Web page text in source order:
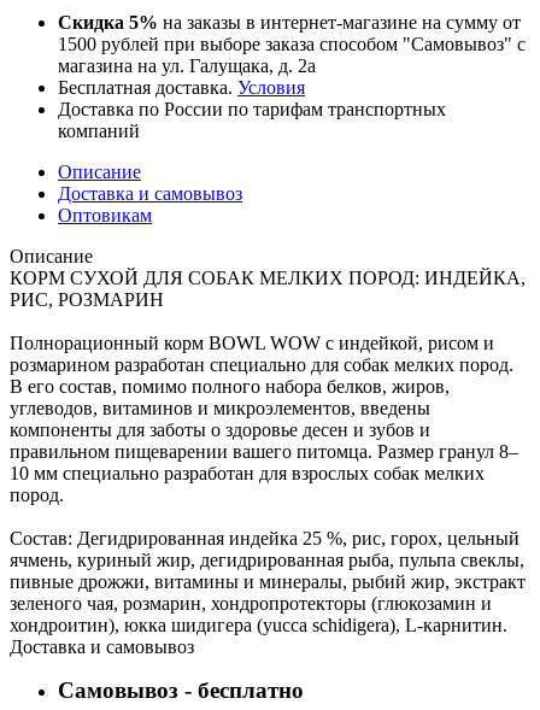
Скидка 5% на заказы в интернет-магазине на сумму от
1500 рублей при выборе заказа способом "Самовывоз" с
магазина на ул. Галущака, д. 2а
Бесплатная доставка. Условия
Доставка по России по тарифам транспортных
компаний
Описание
Доставка и самовывоз
Оптовикам
Описание
КОРМ СУХОЙ ДЛЯ СОБАК МЕЛКИХ ПОРОД: ИНДЕЙКА,
РИС, РОЗМАРИН
Полнорационный корм BOWL WOW с индейкой, рисом и
розмарином разработан специально для собак мелких пород.
В его состав, помимо полного набора белков, жиров,
углеводов, витаминов и микроэлементов, введены
компоненты для заботы о здоровье десен и зубов и
правильном пищеварении вашего питомца. Размер гранул 8–
10 мм специально разработан для взрослых собак мелких
пород.
Состав: Дегидрированная индейка 25 %, рис, горох, цельный
ячмень, куриный жир, дегидрированная рыба, пульпа свеклы,
пивные дрожжи, витамины и минералы, рыбий жир, экстракт
зеленого чая, розмарин, хондропротекторы (глюкозамин и
хондроитин), юкка шидигера (yucca schidigera), L-карнитин.
Доставка и самовывоз
Самовывоз - бесплатно